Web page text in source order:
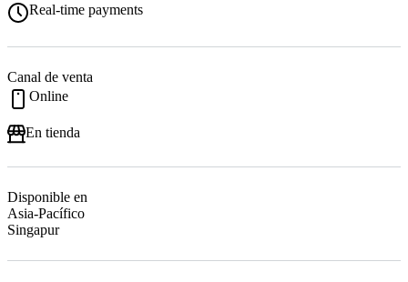
Real-time payments
Canal de venta
Online
En tienda
Disponible en
Asia-Pacífico
Singapur